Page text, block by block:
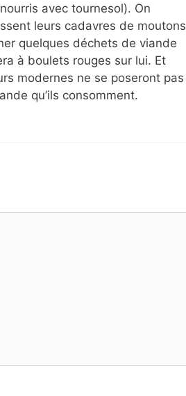
avec tournesol). On
leurs cadavres de moutons
quelques déchets de viande
à boulets rouges sur lui. Et
modernes ne se poseront pas
qu’ils consomment.